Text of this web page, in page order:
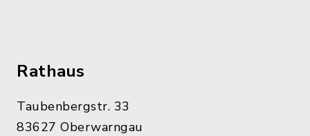
Rathaus
Taubenbergstr. 33
83627 Oberwarngau